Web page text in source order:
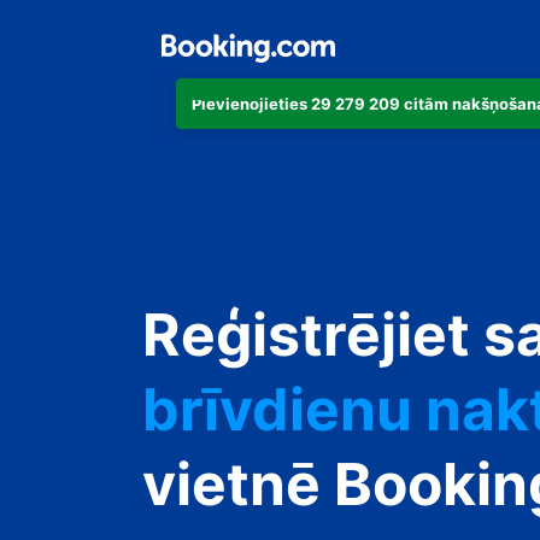
Pievienojieties 29 279 209 citām
Reģistrējiet
viesnīcu
brīvdienu
viesu namu
vietnē